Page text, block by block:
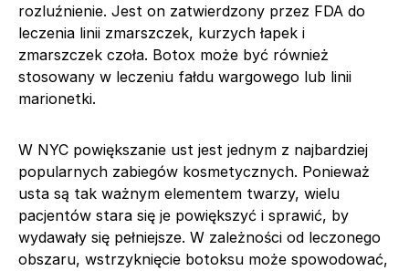
rozluźnienie. Jest on zatwierdzony przez FDA do
leczenia linii zmarszczek, kurzych łapek i
zmarszczek czoła. Botox może być również
stosowany w leczeniu fałdu wargowego lub linii
marionetki.
W NYC powiększanie ust jest jednym z najbardziej
popularnych zabiegów kosmetycznych. Ponieważ
usta są tak ważnym elementem twarzy, wielu
pacjentów stara się je powiększyć i sprawić, by
wydawały się pełniejsze. W zależności od leczonego
obszaru, wstrzyknięcie botoksu może spowodować,